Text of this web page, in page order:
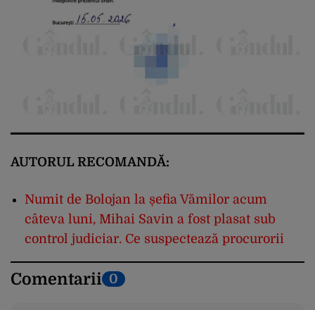
AUTORUL RECOMANDĂ:
Numit de Bolojan la șefia Vămilor acum
câteva luni, Mihai Savin a fost plasat sub
control judiciar. Ce suspectează procurorii
Comentarii 0